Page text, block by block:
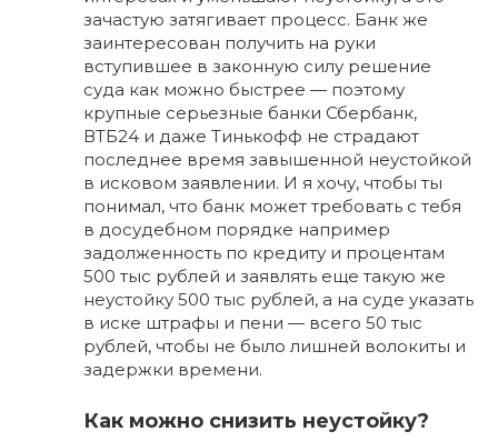
зачастую затягивает процесс. Банк же
заинтересован получить на руки
вступившее в законную силу решение
суда как можно быстрее — поэтому
крупные серьезные банки Сбербанк,
ВТБ24 и даже Тинькофф не страдают
последнее время завышенной неустойкой
в исковом заявлении. И я хочу, чтобы ты
понимал, что банк может требовать с тебя
в досудебном порядке например
задолженность по кредиту и процентам
500 тыс рублей и заявлять еще такую же
неустойку 500 тыс рублей, а на суде указать
в иске штрафы и пени — всего 50 тыс
рублей, чтобы не было лишней волокиты и
задержки времени.
Как можно снизить неустойку?